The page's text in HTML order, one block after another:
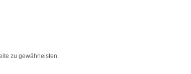
zu gewährleisten.